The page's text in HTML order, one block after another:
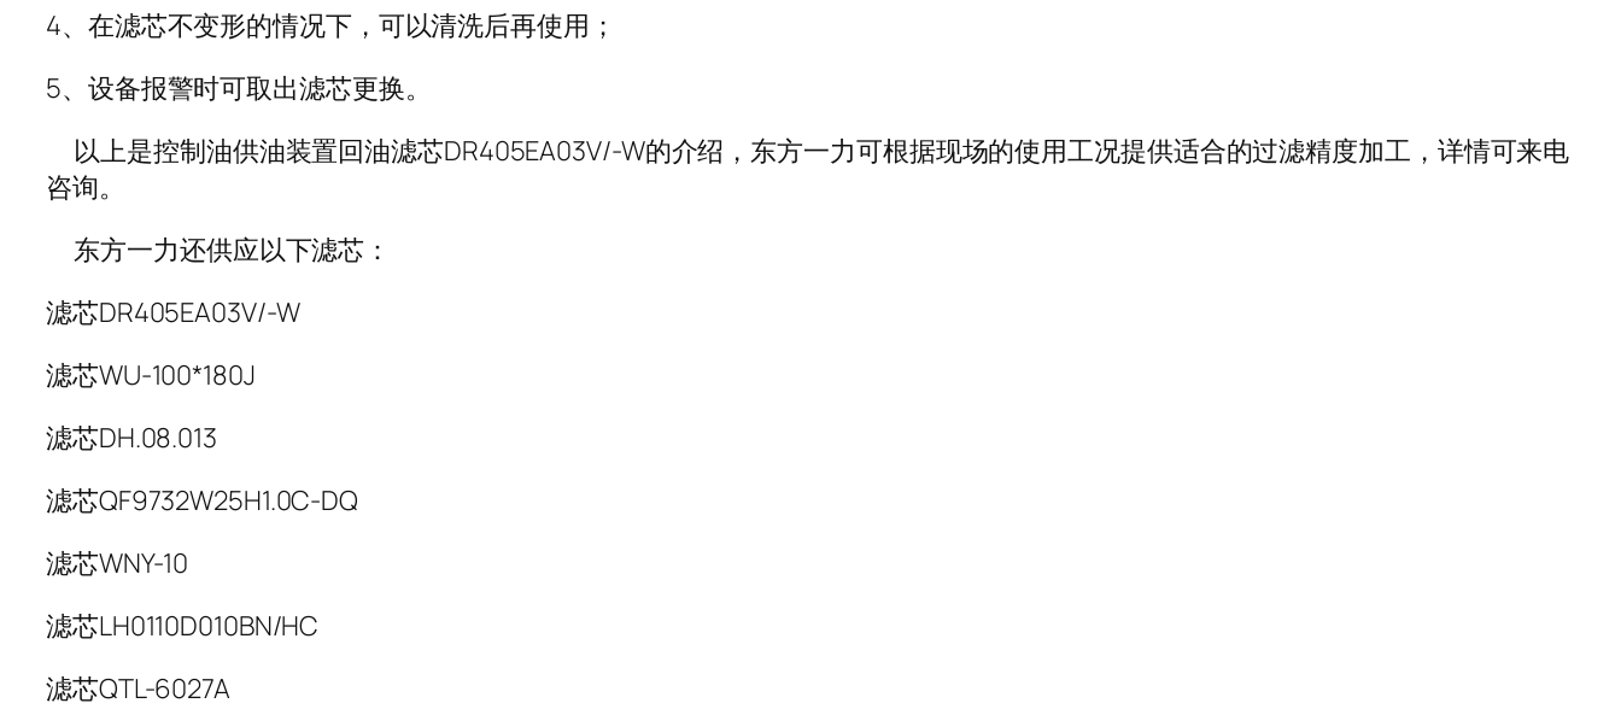
4、在滤芯不变形的情况下，可以清洗后再使用；
5、设备报警时可取出滤芯更换。
以上是控制油供油装置回油滤芯DR405EA03V/-W的介绍，东方一力可根据现场的使用工况提供适合的过滤精度加工，详情可来电
咨询。
东方一力还供应以下滤芯：
滤芯DR405EA03V/-W
滤芯WU-100*180J
滤芯DH.08.013
滤芯QF9732W25H1.0C-DQ
滤芯WNY-10
滤芯LH0110D010BN/HC
滤芯QTL-6027A